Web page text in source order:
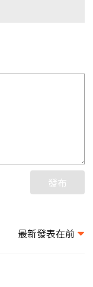
發布
最新發表在前